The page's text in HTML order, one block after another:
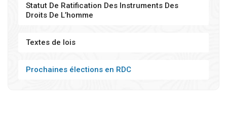
Statut De Ratification Des Instruments Des
Droits De L’homme
Textes de lois
Prochaines élections en RDC